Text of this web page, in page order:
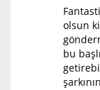
olsun
bu